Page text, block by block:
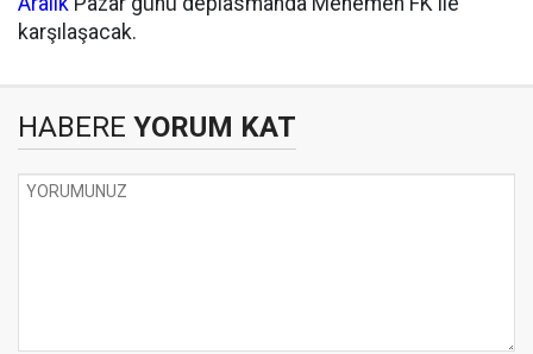
karşılaşacak.
HABERE YORUM KAT